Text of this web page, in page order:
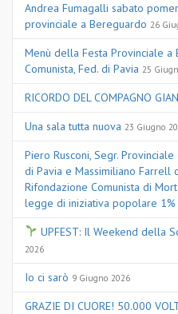
Andrea Fumagalli sabato
provinciale a Bereguardo 26
Menù della Festa Provinciale
Comunista, Fed. di Pavia 25
RICORDO DEL COMPAGNO
Una sala tutta nuova 23 Giugno
Piero Rusconi, Segr.
di Pavia e Massimiliano Farrell
Rifondazione Comunista di
legge di iniziativa popolare 1%
UPFEST: Il Weekend della
2026
Io ci sarò 9 Giugno 2026
GRAZIE DI CUORE! 50.000